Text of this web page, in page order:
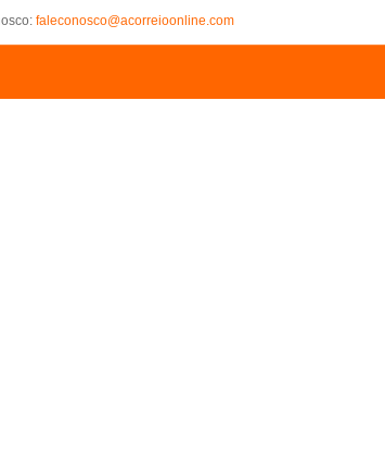
faleconosco@acorreioonline.com